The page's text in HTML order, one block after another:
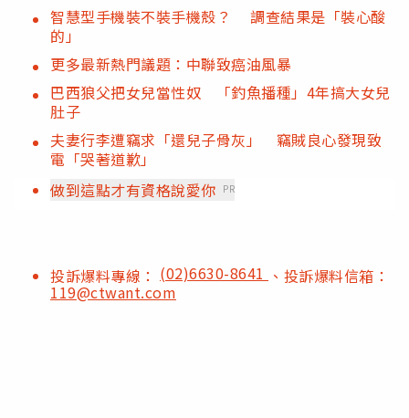
智慧型手機裝不裝手機殼？ 調查結果是「裝心酸
的」
更多最新熱門議題：中聯致癌油風暴
巴西狼父把女兒當性奴 「釣魚播種」4年搞大女兒
肚子
夫妻行李遭竊求「還兒子骨灰」 竊賊良心發現致
電「哭著道歉」
做到這點才有資格說愛你 PR
投訴爆料專線： (02)6630-8641 、投訴爆料信箱：
119@ctwant.com